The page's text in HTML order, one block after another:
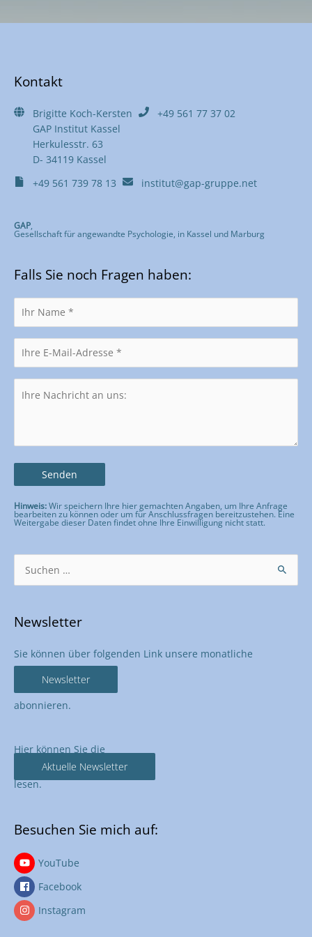
Kontakt
Brigitte Koch-Kersten
GAP Institut Kassel
Herkulesstr. 63
D- 34119 Kassel
+49 561 77 37 02
+49 561 739 78 13 institut@gap-gruppe.net
GAP,
Gesellschaft für angewandte Psychologie, in Kassel und Marburg
Falls Sie noch Fragen haben:
Hinweis:Wir speichern Ihre hier gemachten Angaben, um Ihre Anfrage
bearbeiten zu können oder um für Anschlussfragen bereitzustehen. Eine
Weitergabe dieser Daten findet ohne Ihre Einwilligung nicht statt.
Newsletter
Sie können über folgenden Link unsere monatliche
Newsletter
abonnieren.
Hier können Sie die
Aktuelle Newsletter
lesen.
Besuchen Sie mich auf:
YouTube
Facebook
Instagram